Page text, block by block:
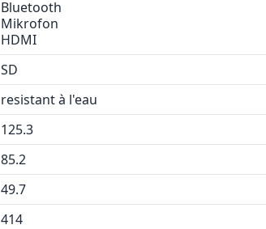
Bluetooth
Mikrofon
HDMI
SD
resistant à l'eau
125.3
85.2
49.7
414